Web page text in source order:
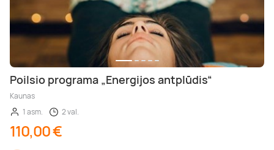
Poilsio programa „Energijos antplūdis“
Kaunas
1 asm.
2 val.
110,00 €